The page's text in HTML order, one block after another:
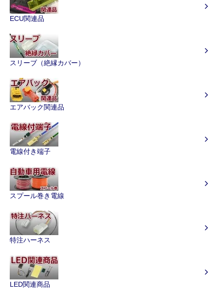
ECU関連品
スリーブ（絶縁カバー）
エアバック関連品
電線付き端子
スプール巻き電線
特注ハーネス
LED関連商品